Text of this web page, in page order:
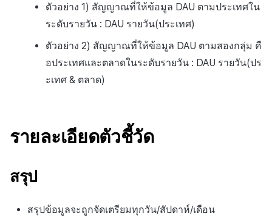
ตัวอย่าง 1) สัญญาณที่ให้ข้อมูล DAU ตามประเทศใน
ระดับรายวัน : DAU รายวัน(ประเทศ)
ตัวอย่าง 2) สัญญาณที่ให้ข้อมูล DAU ตามสองกลุ่ม คื
อประเทศและตลาดในระดับรายวัน : DAU รายวัน(ปร
ะเทศ & ตลาด)
รายละเอียดตัวชี้วัด
สรุป
สรุปข้อมูลจะถูกจัดเตรียมทุกวัน/สัปดาห์/เดือน